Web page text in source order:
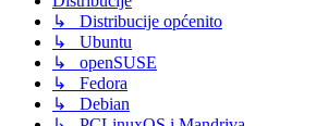
↳ Distribucije općenito
↳ Ubuntu
↳ openSUSE
↳ Fedora
↳ Debian